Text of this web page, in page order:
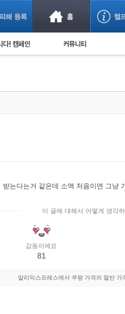
사기 예방했어요!
는다는거 같은데 소액 처음이면 그냥
이 글에 대해서 어떻게 생각
감동이에요
81
알리익스프레스에서 쿠팡 가격의 절반 가